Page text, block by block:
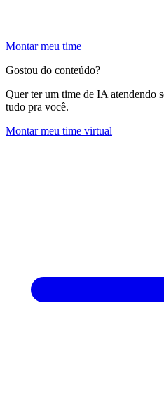
Montar meu time
Gostou do conteúdo?
Quer ter um time de IA atendendo
tudo pra você.
Montar meu time virtual